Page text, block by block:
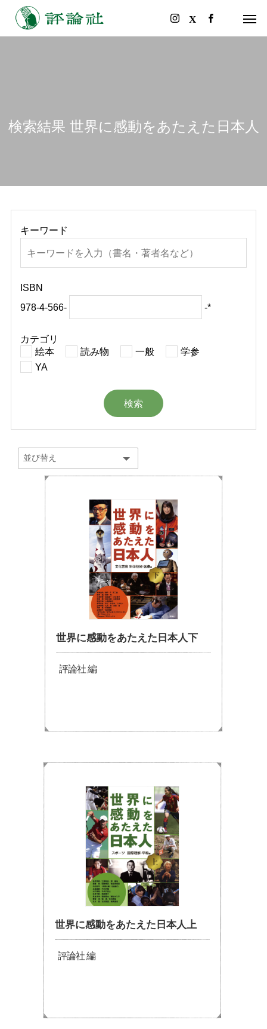
検索結果 世界に感動をあたえた日本人
キーワード
ISBN
978-4-566-
-*
カテゴリ
絵本
読み物 一般
学参
YA
世界に感動をあたえた日本人下
評論社 編
世界に感動をあたえた日本人上
評論社 編